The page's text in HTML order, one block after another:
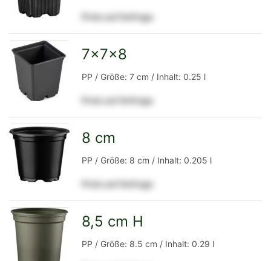
Detailseite
Preis auf Anfrage
Detailseite
7x7x8
PP / Größe: 7 cm / Inhalt: 0.25 l
Preis auf Anfrage
Detailseite
8 cm
PP / Größe: 8 cm / Inhalt: 0.205 l
Preis auf Anfrage
8,5 cm H
PP / Größe: 8.5 cm / Inhalt: 0.29 l